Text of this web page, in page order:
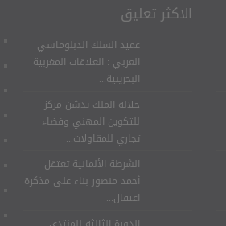
الاكثر تعليق
عميد السلك الدبلوماسي
العربي : العلاقات المغربية
البحرينية...
جلالة الملك يدشن مركز
للتكوين المهني وفضاء
تجاري للمقاولات...
الشرطة الألمانية تعتقل
أحمد منصور بناء على مذكرة
اعتقال...